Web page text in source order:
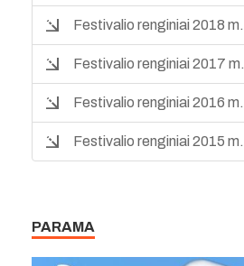
Festivalio renginiai 2018 m.
Festivalio renginiai 2017 m.
Festivalio renginiai 2016 m.
Festivalio renginiai 2015 m.
PARAMA